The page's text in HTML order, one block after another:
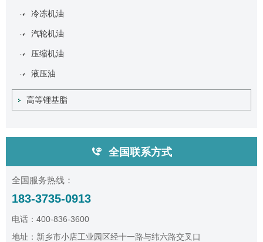
冷冻机油
汽轮机油
压缩机油
液压油
高等锂基脂
全国联系方式
全国服务热线：
183-3735-0913
电话：400-836-3600
地址：新乡市小店工业园区经十一路与纬六路交叉口